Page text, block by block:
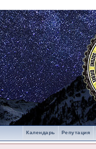
Репутация
Календарь